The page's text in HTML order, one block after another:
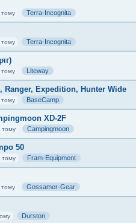
тому Terra-Incognita
тому Terra-Incognita
тому Liteway
Expedition, Hunter Wide
тому BaseCamp
XD-2F
тому Campingmoon
50
тому Fram-Equipment
тому Gossamer-Gear
Durston